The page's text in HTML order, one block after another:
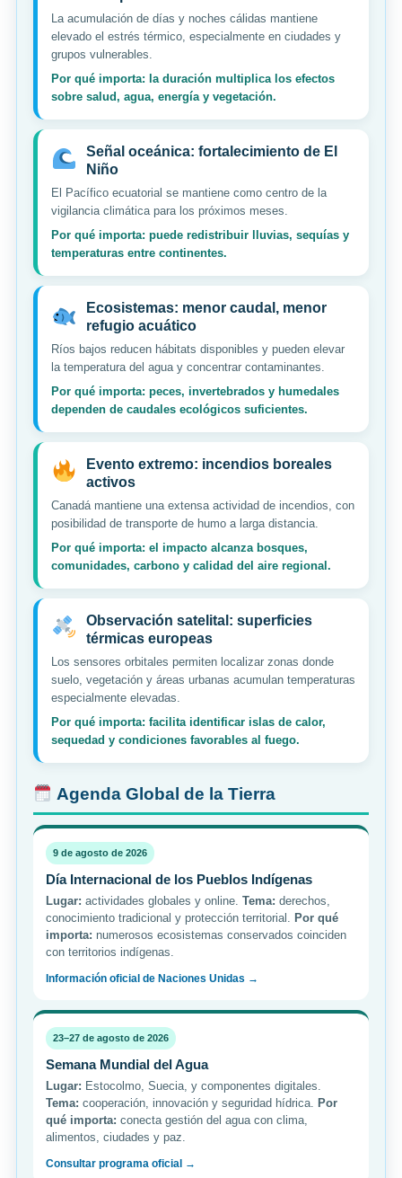
La acumulación de días y noches cálidas mantiene
elevado el estrés térmico, especialmente en ciudades y
grupos vulnerables.
Por qué importa: la duración multiplica los efectos
sobre salud, agua, energía y vegetación.
Señal oceánica: fortalecimiento de El
Niño
El Pacífico ecuatorial se mantiene como centro de la
vigilancia climática para los próximos meses.
Por qué importa: puede redistribuir lluvias, sequías y
temperaturas entre continentes.
Ecosistemas: menor caudal, menor
refugio acuático
Ríos bajos reducen hábitats disponibles y pueden elevar
la temperatura del agua y concentrar contaminantes.
Por qué importa: peces, invertebrados y humedales
dependen de caudales ecológicos suficientes.
Evento extremo: incendios boreales
activos
Canadá mantiene una extensa actividad de incendios, con
posibilidad de transporte de humo a larga distancia.
Por qué importa: el impacto alcanza bosques,
comunidades, carbono y calidad del aire regional.
Observación satelital: superficies
térmicas europeas
Los sensores orbitales permiten localizar zonas donde
suelo, vegetación y áreas urbanas acumulan temperaturas
especialmente elevadas.
Por qué importa: facilita identificar islas de calor,
sequedad y condiciones favorables al fuego.
Agenda Global de la Tierra
9 de agosto de 2026
Día Internacional de los Pueblos Indígenas
Lugar: actividades globales y online. Tema: derechos,
conocimiento tradicional y protección territorial.
Por qué
importa: numerosos ecosistemas conservados coinciden
con territorios indígenas.
Información oficial de Naciones Unidas →
23–27 de agosto de 2026
Semana Mundial del Agua
Lugar: Estocolmo, Suecia, y componentes digitales.
Tema: cooperación, innovación y seguridad hídrica.
Por
qué importa: conecta gestión del agua con clima,
alimentos, ciudades y paz.
Consultar programa oficial →